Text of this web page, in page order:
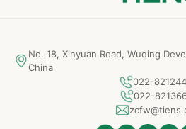
No. 18, Xinyuan Road, Wuqing
China
022-
022-